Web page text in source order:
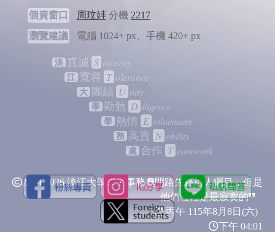
個資窗口 周玟妦分機 2217
瀏覽建議
電腦 1024+ px、手機 420+ px
淡 真誠 S incerity
江 寬容 T olerance
大 團結 U nity
學 勤勉 D iligence
學 熱情 E nthusiasm
務 高貴 N obility
處 合作 T eamwork
2024-2026 淡江大學學生事務處開路先鋒引人矚目，但是
他們往往是最寂寞的
丙午 115年8月8日(六)
下午 04:01